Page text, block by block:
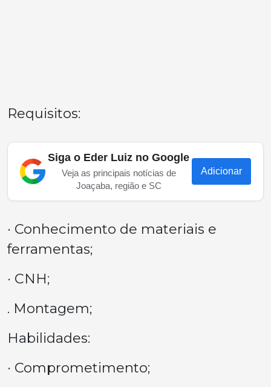
Requisitos:
Siga o Eder Luiz no Google
Veja as principais notícias de
Joaçaba, região e SC
Adicionar
· Conhecimento de materiais e
ferramentas;
· CNH;
. Montagem;
Habilidades:
· Comprometimento;